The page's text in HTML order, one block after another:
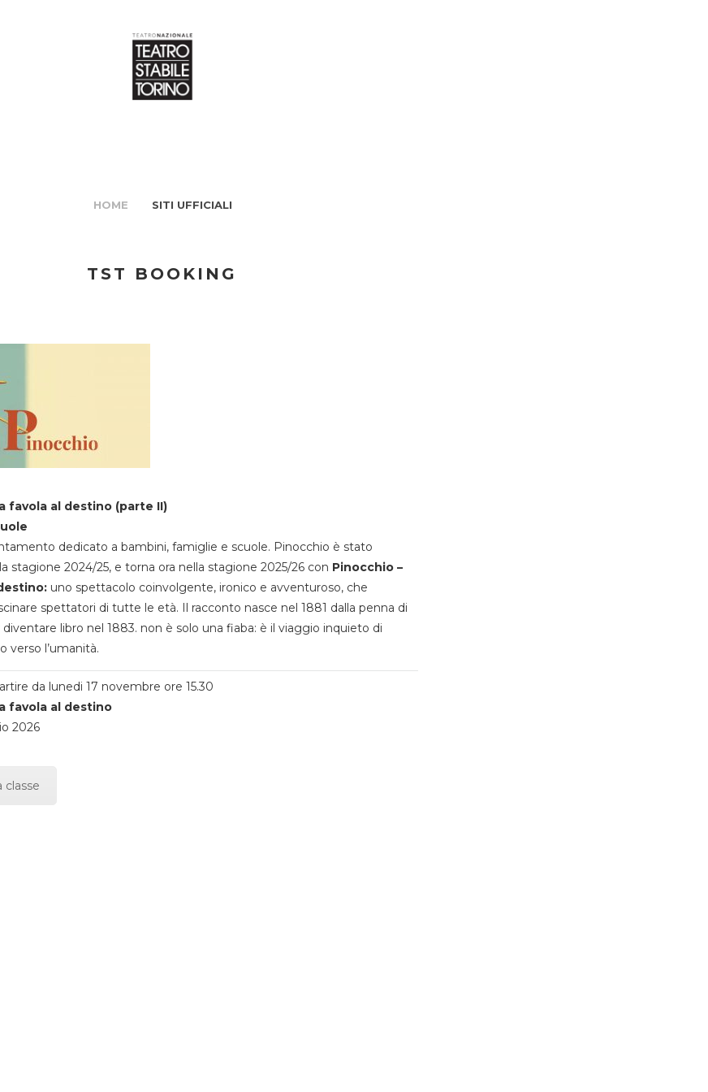
HOME SITI UFFICIALI
TST BOOKING
favola al destino (parte II)
dedicato a bambini, famiglie e scuole. Pinocchio è stato
stagione 2024/25, e torna ora nella stagione 2025/26 con Pinocchio –
uno spettacolo coinvolgente, ironico e avventuroso, che
spettatori di tutte le età. Il racconto nasce nel 1881 dalla penna di
diventare libro nel 1883. non è solo una fiaba: è il viaggio inquieto di
verso l’umanità.
da lunedi 17 novembre ore 15.30
favola al destino
2026
classe